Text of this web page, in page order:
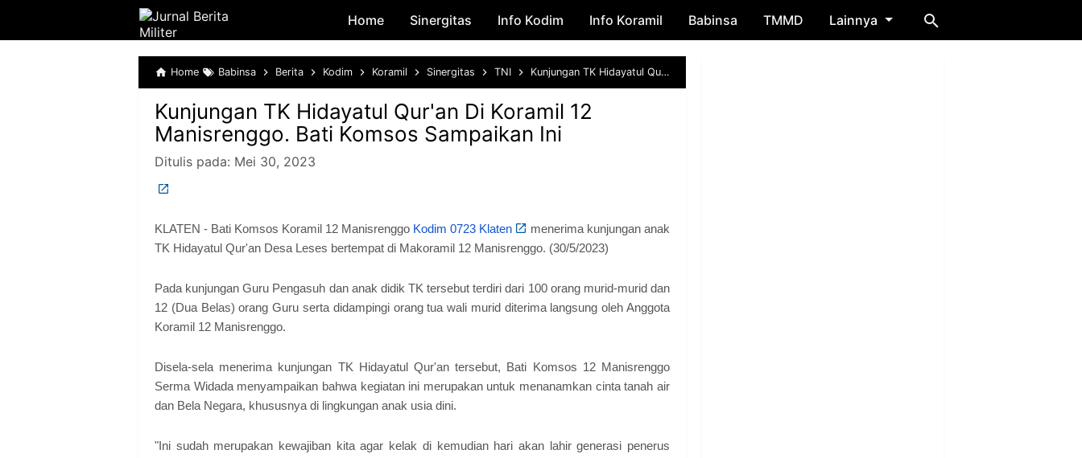
Skip to main content
Home Sinergitas Info Kodim Info Koramil Babinsa TMMD Lainnya
Home Babinsa Berita Kodim Koramil Sinergitas TNI Kunjungan TK Hidayatul Qur'an Di Koramil 12 Manisrenggo. Bati Komsos Sampaikan Ini
Kunjungan TK Hidayatul Qur'an Di Koramil 12
Manisrenggo. Bati Komsos Sampaikan Ini
Ditulis pada: Mei 30, 2023
KLATEN - Bati Komsos Koramil 12 Manisrenggo Kodim 0723 Klaten
menerima kunjungan anak
TK Hidayatul Qur'an Desa Leses bertempat di Makoramil 12 Manisrenggo. (30/5/2023)
Pada kunjungan Guru Pengasuh dan anak didik TK tersebut terdiri dari 100 orang murid-murid dan
12 (Dua Belas) orang Guru serta didampingi orang tua wali murid diterima langsung oleh Anggota
Koramil 12 Manisrenggo.
Disela-sela menerima kunjungan TK Hidayatul Qur'an tersebut, Bati Komsos 12 Manisrenggo
Serma Widada menyampaikan bahwa kegiatan ini merupakan untuk menanamkan cinta tanah air
dan Bela Negara, khususnya di lingkungan anak usia dini.
"Ini sudah merupakan kewajiban kita agar kelak di kemudian hari akan lahir generasi penerus